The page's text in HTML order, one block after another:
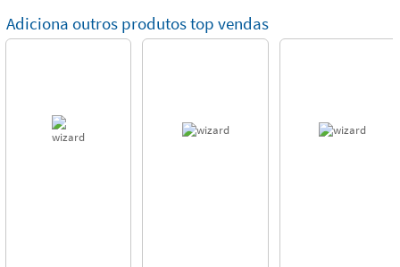
Adiciona outros produtos top vendas